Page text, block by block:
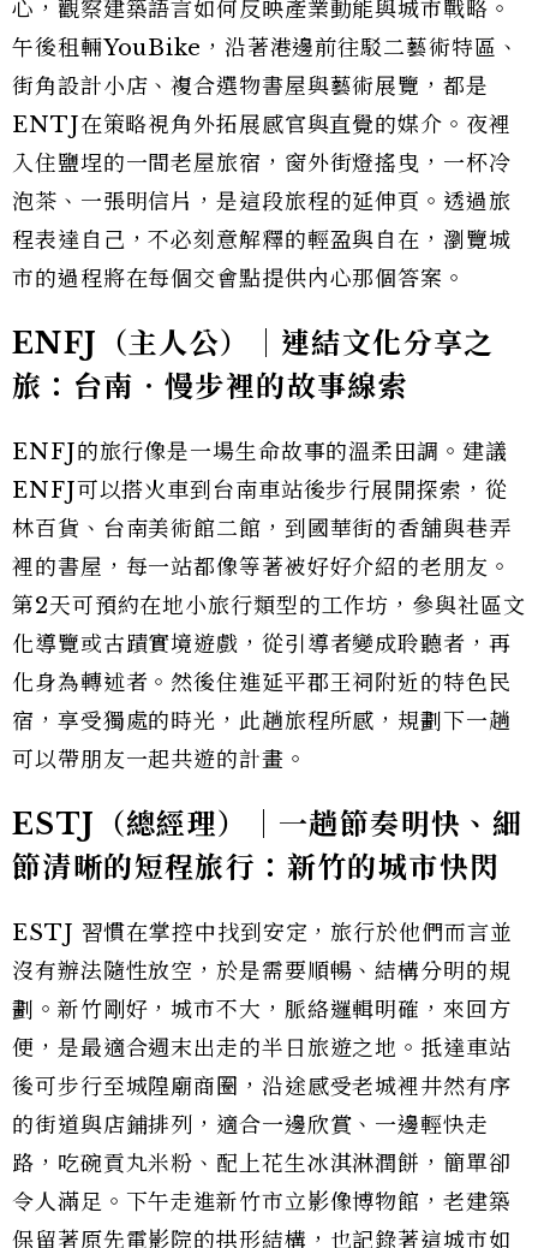
心，觀察建築語言如何反映產業動能與城市戰略。
午後租輛YouBike，沿著港邊前往駁二藝術特區、
街角設計小店、複合選物書屋與藝術展覽，都是
ENTJ在策略視角外拓展感官與直覺的媒介。夜裡
入住鹽埕的一間老屋旅宿，窗外街燈搖曳，一杯冷
泡茶、一張明信片，是這段旅程的延伸頁。透過旅
程表達自己，不必刻意解釋的輕盈與自在，瀏覽城
市的過程將在每個交會點提供內心那個答案。
ENFJ（主人公）｜連結文化分享之
旅：台南‧慢步裡的故事線索
ENFJ的旅行像是一場生命故事的溫柔田調。建議
ENFJ可以搭火車到台南車站後步行展開探索，從
林百貨、台南美術館二館，到國華街的香舖與巷弄
裡的書屋，每一站都像等著被好好介紹的老朋友。
第2天可預約在地小旅行類型的工作坊，參與社區文
化導覽或古蹟實境遊戲，從引導者變成聆聽者，再
化身為轉述者。然後住進延平郡王祠附近的特色民
宿，享受獨處的時光，此趟旅程所感，規劃下一趟
可以帶朋友一起共遊的計畫。
ESTJ（總經理）｜一趟節奏明快、細
節清晰的短程旅行：新竹的城市快閃
ESTJ 習慣在掌控中找到安定，旅行於他們而言並
沒有辦法隨性放空，於是需要順暢、結構分明的規
劃。新竹剛好，城市不大，脈絡邏輯明確，來回方
便，是最適合週末出走的半日旅遊之地。抵達車站
後可步行至城隍廟商圈，沿途感受老城裡井然有序
的街道與店鋪排列，適合一邊欣賞、一邊輕快走
路，吃碗貢丸米粉、配上花生冰淇淋潤餅，簡單卻
令人滿足。下午走進新竹市立影像博物館，老建築
保留著原先電影院的拱形結構，也記錄著這城市如